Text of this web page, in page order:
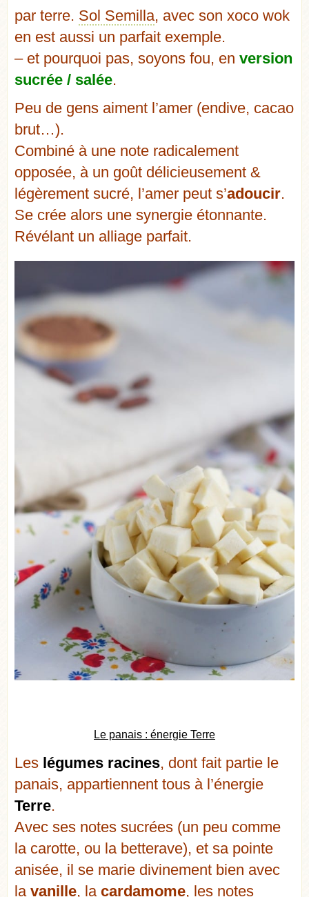
par terre. Sol Semilla, avec son xoco wok
en est aussi un parfait exemple.
– et pourquoi pas, soyons fou, en version
sucrée / salée.
Peu de gens aiment l’amer (endive, cacao
brut…).
Combiné à une note radicalement
opposée, à un goût délicieusement &
légèrement sucré, l’amer peut s’adoucir.
Se crée alors une synergie étonnante.
Révélant un alliage parfait.
Le panais : énergie Terre
Les légumes racines, dont fait partie le
panais, appartiennent tous à l’énergie
Terre.
Avec ses notes sucrées (un peu comme
la carotte, ou la betterave), et sa pointe
anisée, il se marie divinement bien avec
la vanille, la cardamome, les notes